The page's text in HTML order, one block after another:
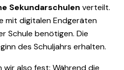
Sekundarschulen verteilt.
mit digitalen Endgeräten
Schule benötigen. Die
des Schuljahrs erhalten.
wir also fest: Während die